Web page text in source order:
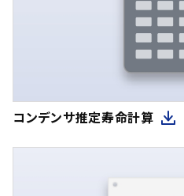
コンデンサ推定寿命計算